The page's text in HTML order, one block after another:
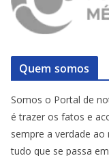
Quem somos
Somos o Portal de
é trazer os fatos e
sempre a verdade
tudo que se passa